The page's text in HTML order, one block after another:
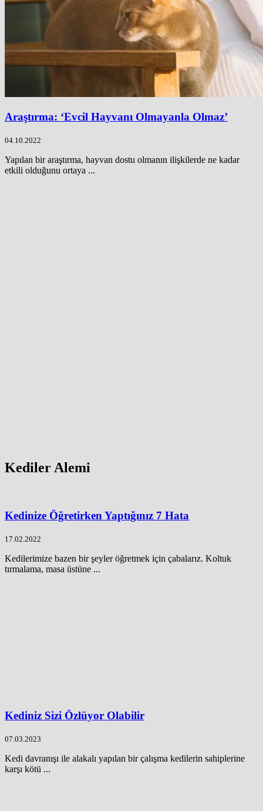
Araştırma: ‘Evcil Hayvanı Olmayanla Olmaz’
04.10.2022
Yapılan bir araştırma, hayvan dostu olmanın ilişkilerde ne kadar
etkili olduğunu ortaya ...
Kediler Alemi
Kedinize Öğretirken Yaptığınız 7 Hata
17.02.2022
Kedilerimize bazen bir şeyler öğretmek için çabalarız. Koltuk
tırmalama, masa üstüne ...
Kediniz Sizi Özlüyor Olabilir
07.03.2023
Kedi davranışı ile alakalı yapılan bir çalışma kedilerin sahiplerine
karşı kötü ...